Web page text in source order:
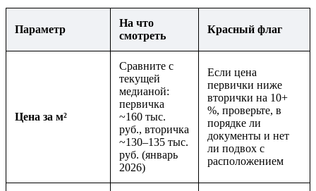
Параметр
На что
смотреть
Красный флаг
Цена за м²
Сравните с
текущей
медианой:
первичка
~160 тыс.
руб., вторичка
~130–135 тыс.
руб. (январь
2026)
Если цена
первички ниже
вторички на 10+
%, проверьте, в
порядке ли
документы и нет
ли подвох с
расположением